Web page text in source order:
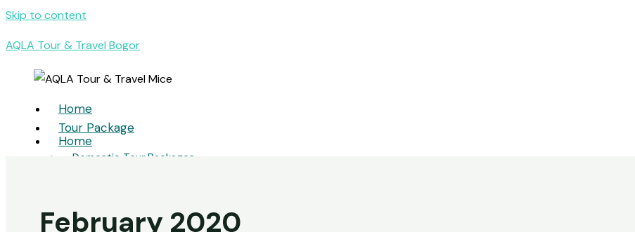
Skip to content
AQLA Tour & Travel Bogor
Home
Tour Package
Domestic Tour Packages
MICE
Home
• Umrah & Hajj
February 2020